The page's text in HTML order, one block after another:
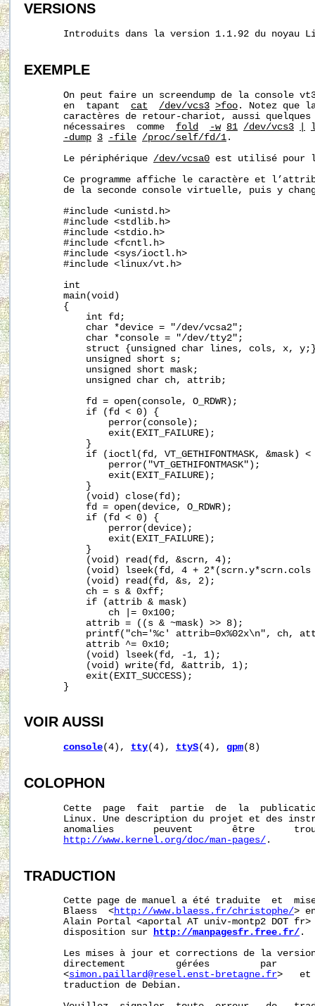
VERSIONS
Introduits dans la version 1.1.92 du noyau
EXEMPLE
On peut faire un screendump de la console
       en  tapant
cat /dev/vcs3 >foo . Notez que
caractères de retour-chariot, aussi
       nécessaires  comme
fold -w 81 /dev/vcs3
-dump 3 -file /proc/self/fd/1 .
       Le périphérique
/dev/vcsa0 est utilisé pour
Ce programme affiche le caractère et
de la seconde console virtuelle, puis y
       #include <unistd.h>
       #include <stdlib.h>
       #include <stdio.h>
       #include <fcntl.h>
       #include <sys/ioctl.h>
       #include <linux/vt.h>
       int
       main(void)
       {
           int fd;
           char *device = "/dev/vcsa2";
           char *console = "/dev/tty2";
struct {unsigned char lines, cols, x,
           unsigned short s;
           unsigned short mask;
           unsigned char ch, attrib;
           fd = open(console, O_RDWR);
           if (fd < 0) {
               perror(console);
               exit(EXIT_FAILURE);
           }
if (ioctl(fd, VT_GETHIFONTMASK, &mask) <
               perror("VT_GETHIFONTMASK");
               exit(EXIT_FAILURE);
           }
           (void) close(fd);
           fd = open(device, O_RDWR);
           if (fd < 0) {
               perror(device);
               exit(EXIT_FAILURE);
           }
           (void) read(fd, &scrn, 4);
(void) lseek(fd, 4 + 2*(scrn.y*scrn.cols
           (void) read(fd, &s, 2);
           ch = s & 0xff;
           if (attrib & mask)
               ch |= 0x100;
           attrib = ((s & ~mask) >> 8);
printf("ch='%c' attrib=0x%02x\n", ch,
           attrib ^= 0x10;
           (void) lseek(fd, -1, 1);
           (void) write(fd, &attrib, 1);
           exit(EXIT_SUCCESS);
       }
VOIR AUSSI
console(4), tty(4), ttyS(4), gpm(8)
COLOPHON
Cette  page  fait  partie  de  la
Linux. Une description du projet et des
anomalies       peuvent       être
http://www.kernel.org/doc/man-pages/ .
TRADUCTION
Cette page de manuel a été traduite  et
       Blaess  <
http://www.blaess.fr/christophe/>
Alain Portal <aportal AT univ-montp2 DOT
       disposition sur
http://manpagesfr.free.fr/ .
Les mises à jour et corrections de la
directement         gérées         par
       <
simon.paillard@resel.enst-bretagne.fr>   et
       traduction de Debian.